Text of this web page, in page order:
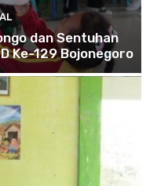
dan Sentuhan
Ke-129 Bojonegoro